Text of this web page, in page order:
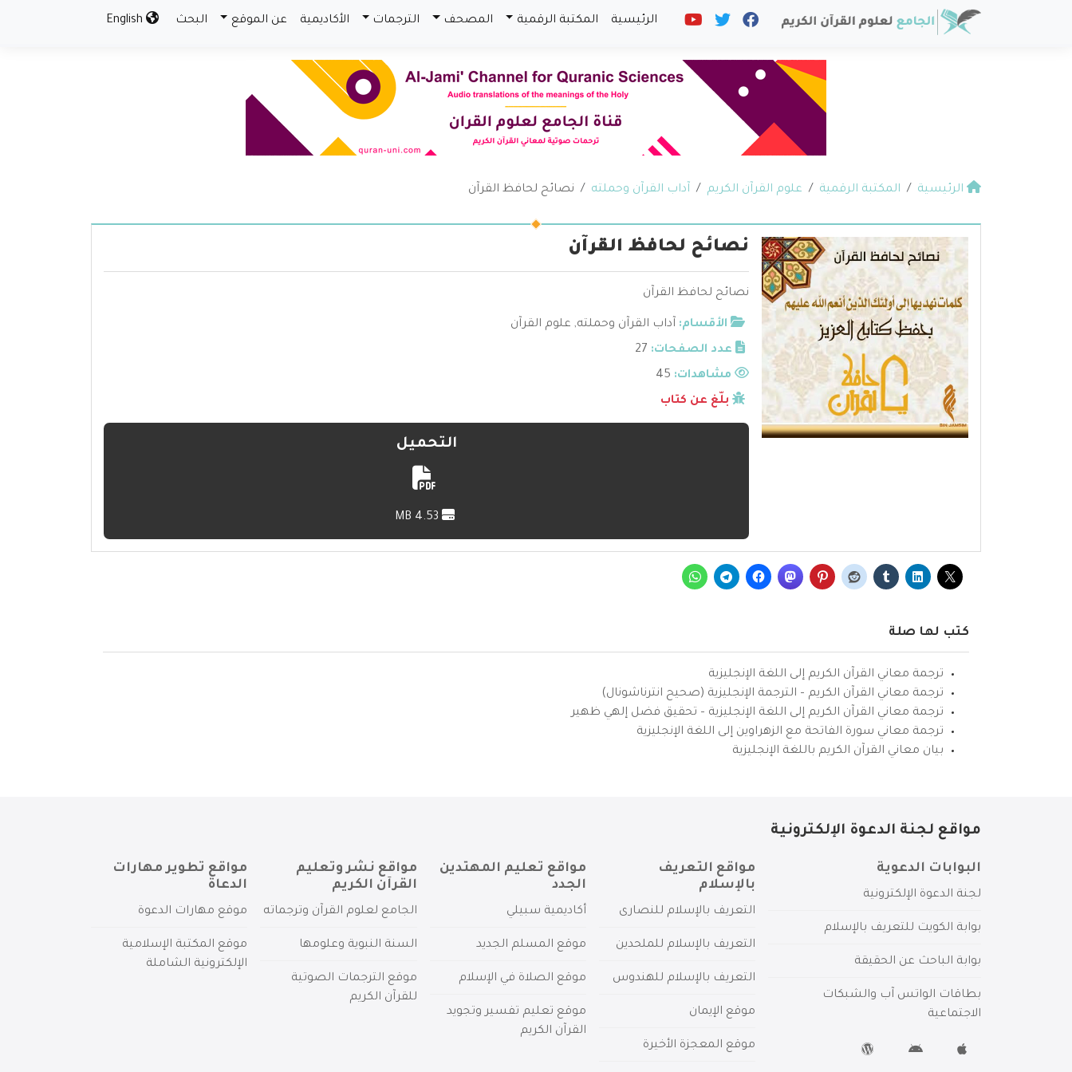
الرئيسية المكتبة الرقمية المصحف الترجمات الأكاديمية عن الموقع البحث
الرئيسية المكتبة الرقمية علوم القرآن الكريم آداب القرآن وحملته نصائح لحافظ القرآن
نصائح لحافظ القرآن
نصائح لحافظ القرآن
الأقسام: آداب القرآن وحملته, علوم القرآن
عدد الصفحات: 27
مشاهدات:
بلّغ عن كتاب
التحميل
كتب لها صلة
ترجمة معاني القرآن الكريم إلى اللغة الإنجليزية
ترجمة معاني القرآن الكريم – الترجمة الإنجليزية (صحيح انترناشونال)
ترجمة معاني القرآن الكريم إلى اللغة الإنجليزية – تحقيق فضل إلهي ظهير
ترجمة معاني سورة الفاتحة مع الزهراوين إلى اللغة الإنجليزية
بيان معاني القرآن الكريم باللغة الإنجليزية
مواقع لجنة الدعوة الإلكترونية
البوابات الدعوية
لجنة الدعوة الإلكترونية
بوابة الكويت للتعريف بالإسلام
بوابة الباحث عن الحقيقة
بطاقات الواتس آب والشبكات
الاجتماعية
مواقع التعريف
بالإسلام
التعريف بالإسلام للنصارى
التعريف بالإسلام للملحدين
التعريف بالإسلام للهندوس
موقع الإيمان
موقع المعجزة الأخيرة
مواقع تعليم المهتدين
الجدد
أكاديمية سبيلي
موقع المسلم الجديد
موقع الصلاة في الإسلام
موقع تعليم تفسير وتجويد
القرآن الكريم
مواقع نشر وتعليم
القرآن الكريم
الجامع لعلوم القرآن وترجماته
السنة النبوية وعلومها
موقع الترجمات الصوتية
للقرآن الكريم
مواقع تطوير مهارات
الدعاة
موقع مهارات الدعوة
موقع المكتبة الإسلامية
الإلكترونية الشاملة